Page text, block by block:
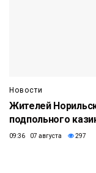
Новости
Жителей
подпольного
09:36 07 августа 297